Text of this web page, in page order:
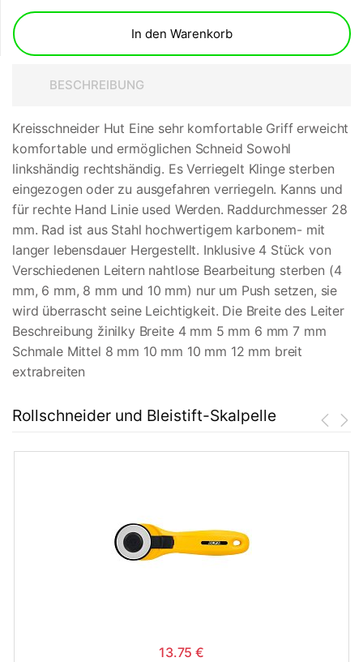
In den Warenkorb
BESCHREIBUNG
Kreisschneider Hut Eine sehr komfortable Griff erweicht
komfortable und ermöglichen Schneid Sowohl
linkshändig rechtshändig. Es Verriegelt Klinge sterben
eingezogen oder zu ausgefahren verriegeln. Kanns und
für rechte Hand Linie used Werden. Raddurchmesser 28
mm. Rad ist aus Stahl hochwertigem karbonem- mit
langer lebensdauer Hergestellt. Inklusive 4 Stück von
Verschiedenen Leitern nahtlose Bearbeitung sterben (4
mm, 6 mm, 8 mm und 10 mm) nur um Push setzen, sie
wird überrascht seine Leichtigkeit. Die Breite des Leiter
Beschreibung žinilky Breite 4 mm 5 mm 6 mm 7 mm
Schmale Mittel 8 mm 10 mm 10 mm 12 mm breit
extrabreiten
Rollschneider und Bleistift-Skalpelle
13.75 €